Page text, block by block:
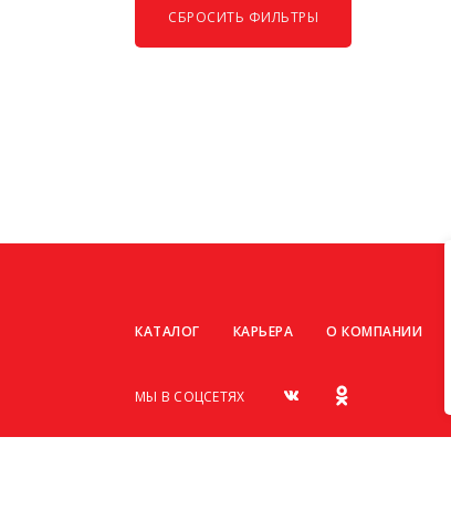
СБРОСИТЬ ФИЛЬТРЫ
КАТАЛОГ КАРЬЕРА О КОМПАНИИ
МЫ В СОЦСЕТЯХ